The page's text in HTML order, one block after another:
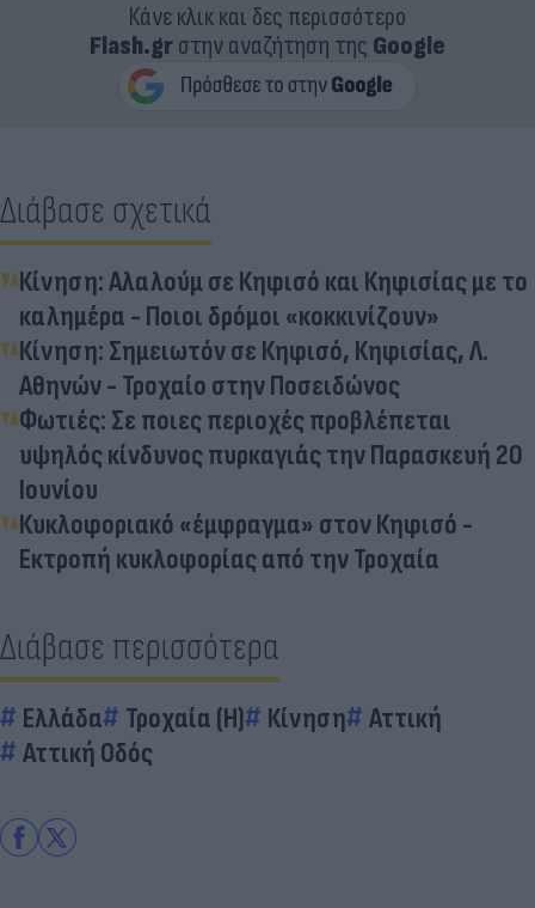
Κάνε κλικ και δες περισσότερο
Flash.grστην αναζήτηση της Google
Διάβασε σχετικά
Κίνηση: Αλαλούμ σε Κηφισό και Κηφισίας με το
καλημέρα - Ποιοι δρόμοι «κοκκινίζουν»
Κίνηση: Σημειωτόν σε Κηφισό, Κηφισίας, Λ.
Αθηνών - Τροχαίο στην Ποσειδώνος
Φωτιές: Σε ποιες περιοχές προβλέπεται
υψηλός κίνδυνος πυρκαγιάς την Παρασκευή 20
Ιουνίου
Κυκλοφοριακό «έμφραγμα» στον Κηφισό -
Εκτροπή κυκλοφορίας από την Τροχαία
Διάβασε περισσότερα
Ελλάδα Τροχαία (Η) Κίνηση
Αττική
Αττική Οδός